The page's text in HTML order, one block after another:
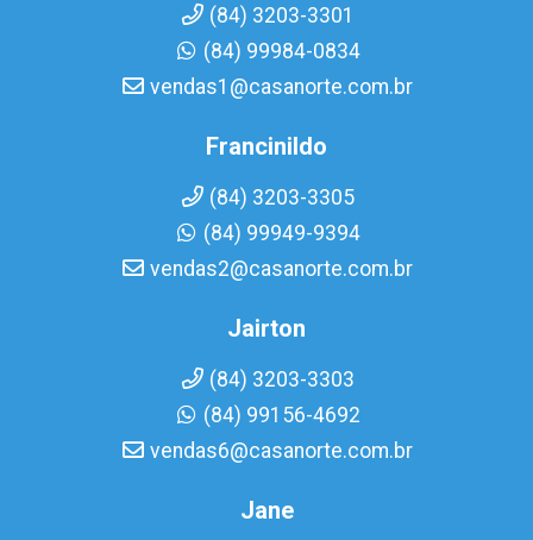
(84) 3203-3301
(84) 99984-0834
vendas1@casanorte.com.br
Francinildo
(84) 3203-3305
(84) 99949-9394
vendas2@casanorte.com.br
Jairton
(84) 3203-3303
(84) 99156-4692
vendas6@casanorte.com.br
Jane